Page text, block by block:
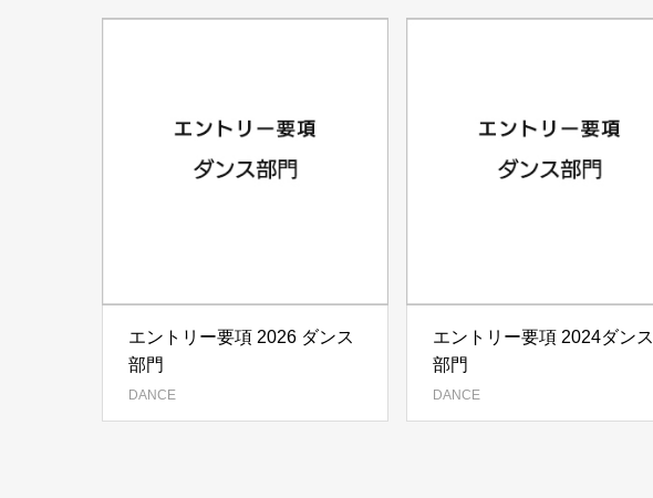
エントリー要項 2026 ダンス
部門
DANCE
エントリー要項 2024ダンス
部門
DANCE